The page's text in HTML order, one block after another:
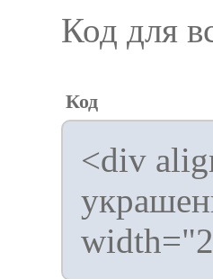
Код для
Код
<div